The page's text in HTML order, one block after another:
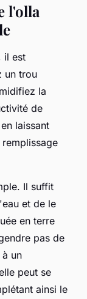
l'olla
il est
un trou
la
de
laissant
Il suffit
et de le
en terre
pas de
un
peut se
ainsi le